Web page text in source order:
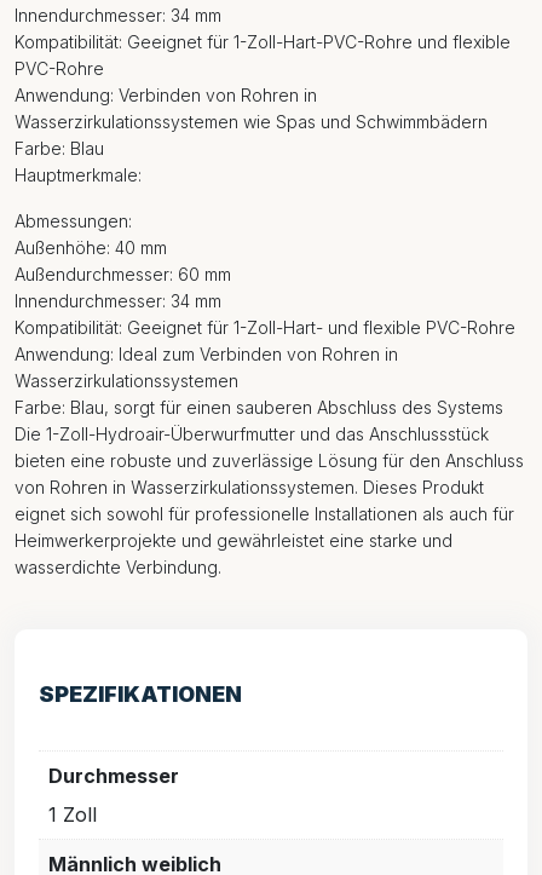
Innendurchmesser: 34 mm
Kompatibilität: Geeignet für 1-Zoll-Hart-PVC-Rohre und flexible
PVC-Rohre
Anwendung: Verbinden von Rohren in
Wasserzirkulationssystemen wie Spas und Schwimmbädern
Farbe: Blau
Hauptmerkmale:
Abmessungen:
Außenhöhe: 40 mm
Außendurchmesser: 60 mm
Innendurchmesser: 34 mm
Kompatibilität: Geeignet für 1-Zoll-Hart- und flexible PVC-Rohre
Anwendung: Ideal zum Verbinden von Rohren in
Wasserzirkulationssystemen
Farbe: Blau, sorgt für einen sauberen Abschluss des Systems
Die 1-Zoll-Hydroair-Überwurfmutter und das Anschlussstück
bieten eine robuste und zuverlässige Lösung für den Anschluss
von Rohren in Wasserzirkulationssystemen. Dieses Produkt
eignet sich sowohl für professionelle Installationen als auch für
Heimwerkerprojekte und gewährleistet eine starke und
wasserdichte Verbindung.
SPEZIFIKATIONEN
Durchmesser
1 Zoll
Männlich weiblich